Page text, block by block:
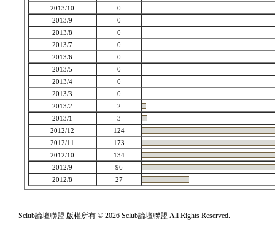
2013/10
0
2013/9
0
2013/8
0
2013/7
0
2013/6
0
2013/5
0
2013/4
0
2013/3
0
2013/2
2
2013/1
3
2012/12
124
2012/11
173
2012/10
134
2012/9
96
2012/8
27
Sclub論壇聯盟 版權所有 © 2026 Sclub論壇聯盟 All Rights Reserved.